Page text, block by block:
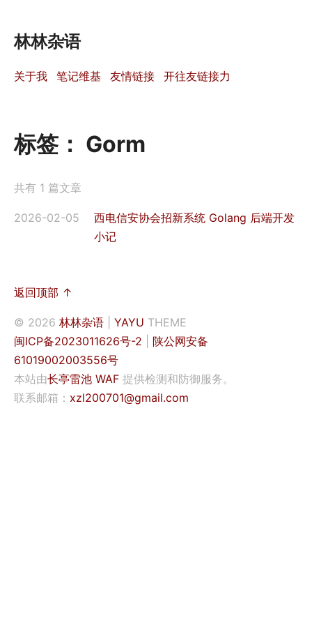
林林杂语
关于我 笔记维基 友情链接 开往友链接力
标签： Gorm
共有 1 篇文章
2026-02-05
西电信安协会招新系统 Golang 后端开发
小记
返回顶部 ↑
© 2026 林林杂语 YAYU THEME
闽ICP备2023011626号-2
陕公网安备
61019002003556号
本站由长亭雷池 WAF 提供检测和防御服务。
联系邮箱： xzl200701@gmail.com